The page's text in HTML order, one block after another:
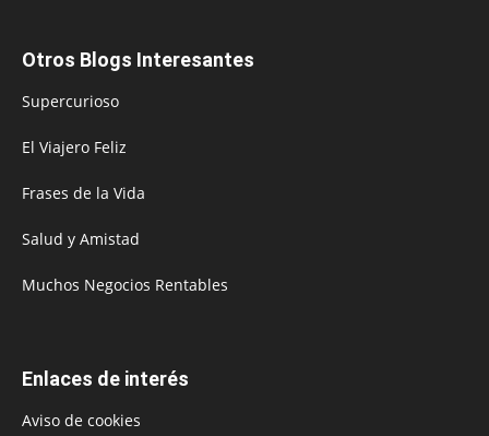
Otros Blogs Interesantes
Supercurioso
El Viajero Feliz
Frases de la Vida
Salud y Amistad
Muchos Negocios Rentables
Enlaces de interés
Aviso de cookies